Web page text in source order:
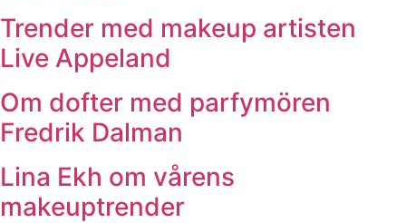
Trender med makeup artisten
Live Appeland
Om dofter med parfymören
Fredrik Dalman
Lina Ekh om vårens
makeuptrender